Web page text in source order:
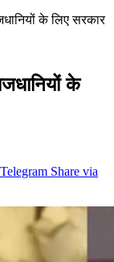
के लिए सरकार
के
Telegram Share via